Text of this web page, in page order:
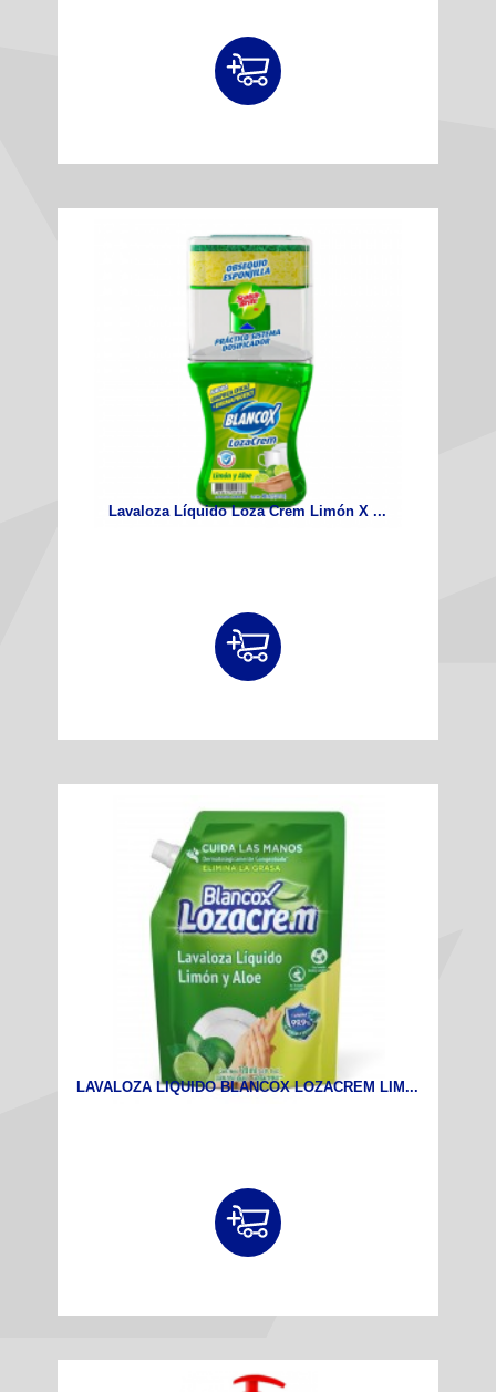
Lavaloza Líquido Loza Crem Limón X ...
LAVALOZA LIQUIDO BLANCOX LOZACREM LIM...